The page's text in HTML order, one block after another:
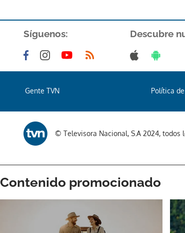
Síguenos: Descubre
Gente TVN Política
© Televisora Nacional, S.A 2024, todos